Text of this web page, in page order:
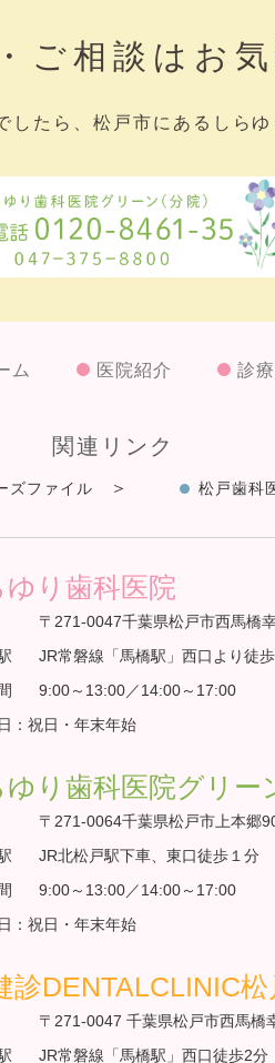
ご相談はお気
したら、松戸市にあるしらゆ
ム 医院紹介 診
関連リンク
ズファイル 松戸歯科
ゆり歯科医院
〒271-0047千葉県松戸市西馬橋
JR常磐線「馬橋駅」西口より徒
9:00～13:00／14:00～17:00
：祝日・年末年始
ゆり歯科医院グリー
〒271-0064千葉県松戸市上本郷
JR北松戸駅下車、東口徒歩１分
9:00～13:00／14:00～17:00
：祝日・年末年始
診DENTALCLINIC松
〒271-0047 千葉県松戸市西馬橋
JR常磐線「馬橋駅」西口徒歩2分